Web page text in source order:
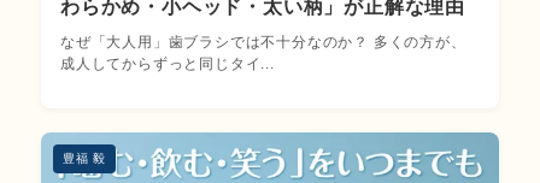
わらかめ・小ヘッド・太い柄」が正解な理由
なぜ「大人用」歯ブラシでは不十分なのか？ 多くの方が、
成人してからずっと同じタイ...
豊福 毅